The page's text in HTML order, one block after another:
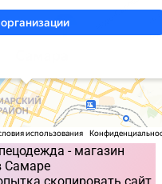
- магазин
Самаре
скопировать сайт